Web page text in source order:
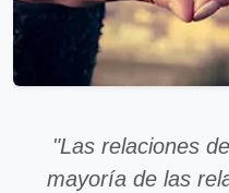
"Las relaciones
mayoría de las